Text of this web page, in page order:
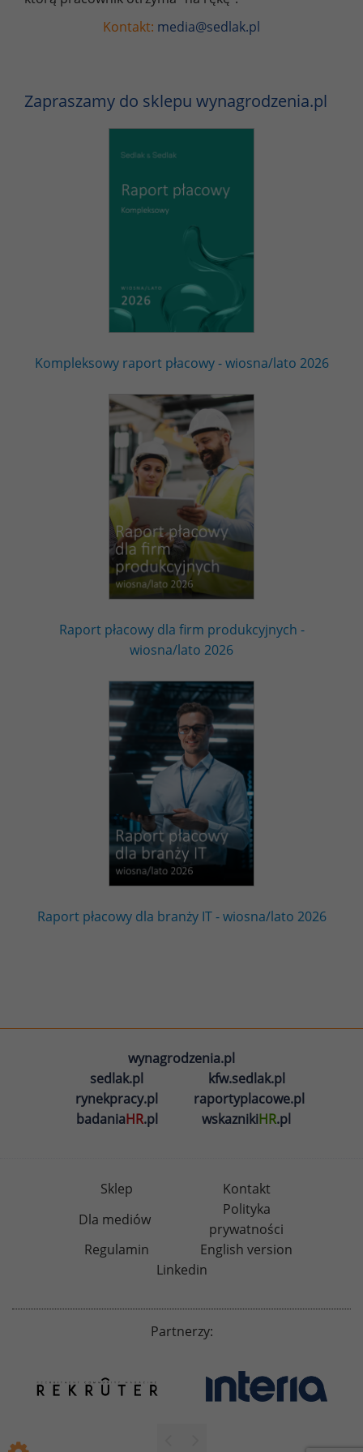
Kontakt: media@sedlak.pl
Zapraszamy do sklepu wynagrodzenia.pl
Kompleksowy raport płacowy - wiosna/lato 2026
Raport płacowy dla firm produkcyjnych -
wiosna/lato 2026
Raport płacowy dla branży IT - wiosna/lato 2026
wynagrodzenia.pl
sedlak.pl
kfw.sedlak.pl
rynekpracy.pl
raportyplacowe.pl
badaniaHR.pl wskaznikiHR.pl
Sklep
Kontakt
Dla mediów
Polityka
prywatności
Regulamin
English version
Linkedin
Partnerzy: